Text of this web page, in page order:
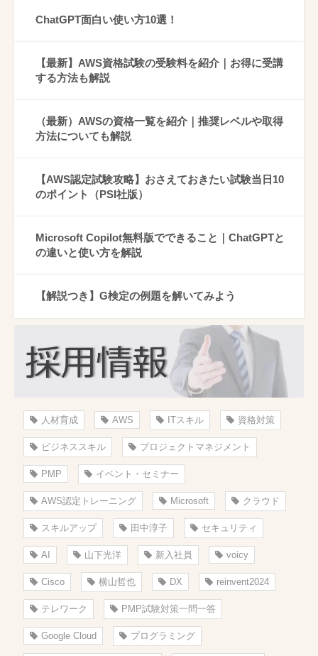
ChatGPT面白い使い方10選！
【最新】AWS資格試験の受験料を紹介｜お得に受講
する方法も解説
（最新）AWSの資格一覧を紹介｜推奨レベルや取得
方法についても解説
【AWS認定試験攻略】おさえておきたい試験当日10
のポイント（PSI社版）
Microsoft Copilot無料版でできること｜ChatGPTと
の違いと使い方を解説
【解説つき】G検定の例題を解いてみよう
人材育成 AWS ITスキル 資格対策
ビジネススキル プロジェクトマネジメント
PMP イベント・セミナー
AWS認定トレーニング Microsoft クラウド
スキルアップ 田中淳子 セキュリティ
AI 山下光洋 新入社員 voicy
Cisco 横山哲也 DX reinvent2024
テレワーク PMP試験対策一問一答
Google Cloud プログラミング